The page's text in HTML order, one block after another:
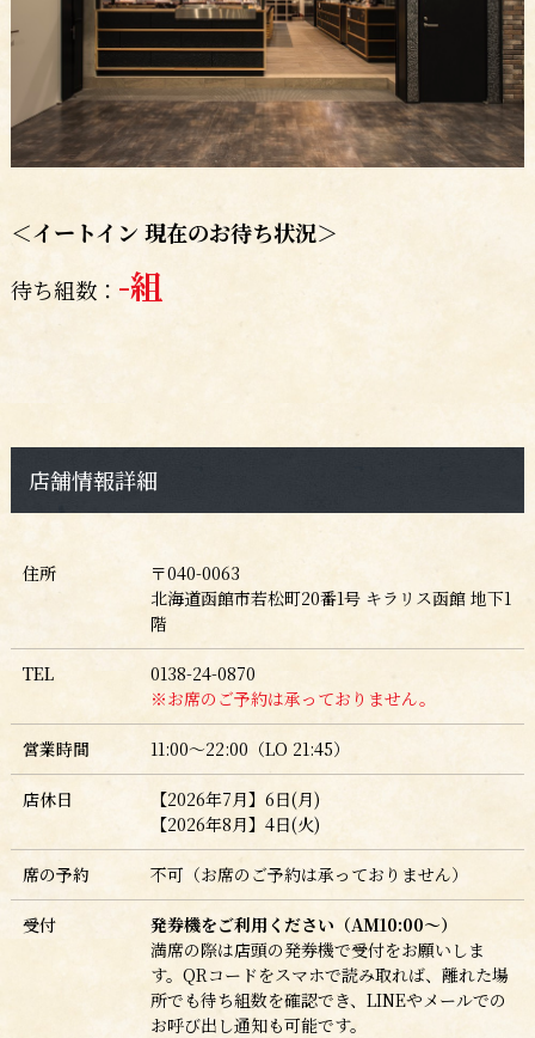
＜イートイン 現在のお待ち状況＞
待ち組数： -組
店舗情報詳細
住所
〒040-0063
北海道函館市若松町20番1号 キラリス函館 地下1
階
TEL
0138-24-0870
※お席のご予約は承っておりません。
営業時間 11:00～22:00（LO 21:45）
店休日
【2026年7月】6日(月)
【2026年8月】4日(火)
席の予約 不可（お席のご予約は承っておりません）
受付
発券機をご利用ください（AM10:00～）
満席の際は店頭の発券機で受付をお願いしま
す。QRコードをスマホで読み取れば、離れた場
所でも待ち組数を確認でき、LINEやメールでの
お呼び出し通知も可能です。